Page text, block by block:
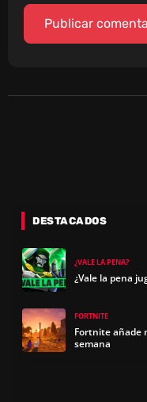
DESTACADOS
¿VALE LA PENA?
¿Vale la pena
FORTNITE
Fortnite añade
semana